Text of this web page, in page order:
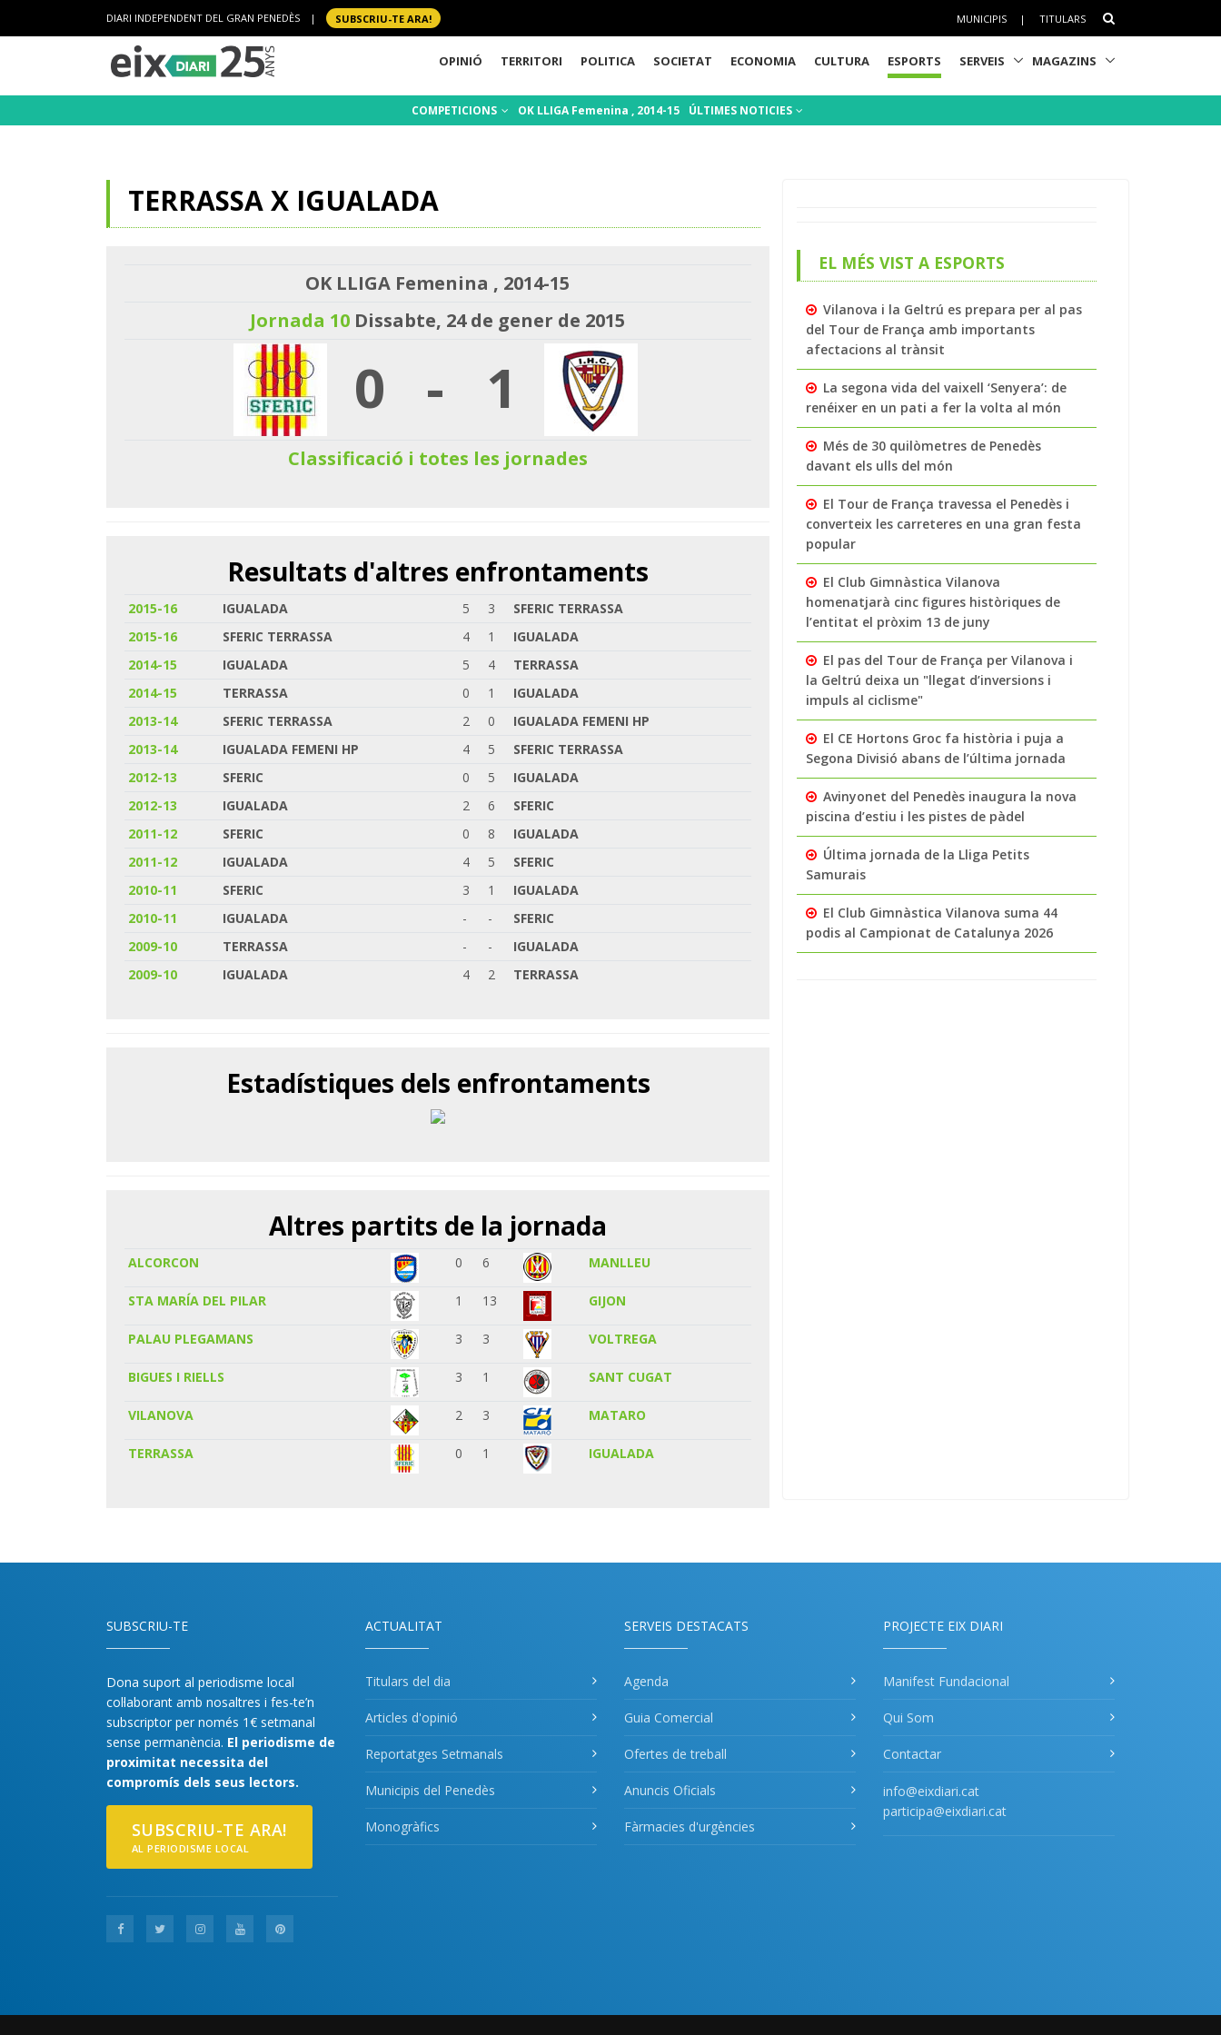
DIARI INDEPENDENT DEL GRAN PENEDÈS | SUBSCRIU-TE ARA! MUNICIPIS | TITULARS
OPINIÓ TERRITORI POLITICA SOCIETAT ECONOMIA CULTURA ESPORTS SERVEIS MAGAZINS
COMPETICIONS OK LLIGA Femenina , 2014-15 ÚLTIMES NOTICIES
TERRASSA X IGUALADA
OK LLIGA Femenina , 2014-15
Jornada 10 Dissabte, 24 de gener de 2015
0 - 1
Classificació i totes les jornades
Resultats d'altres enfrontaments
2015-16 IGUALADA 5 3
SFERIC TERRASSA
2015-16
SFERIC TERRASSA 4 1
IGUALADA
2014-15
IGUALADA 5 4
TERRASSA
2014-15
TERRASSA 0 1
IGUALADA
2013-14
SFERIC TERRASSA 2 0
IGUALADA FEMENI HP
2013-14
IGUALADA FEMENI HP 4 5
SFERIC TERRASSA
2012-13
SFERIC 0 5
IGUALADA
2012-13
IGUALADA 2 6
SFERIC
2011-12
SFERIC 0 8
IGUALADA
2011-12
IGUALADA 4 5
SFERIC
2010-11
SFERIC 3 1
IGUALADA
2010-11
IGUALADA - -
SFERIC
2009-10
TERRASSA - -
IGUALADA
2009-10
IGUALADA 4 2 TERRASSA
Estadístiques dels enfrontaments
Altres partits de la jornada
ALCORCON 0 6 MANLLEU
STA MARÍA DEL PILAR 1 13 GIJON
PALAU PLEGAMANS 3 3 VOLTREGA
BIGUES I RIELLS 3 1 SANT CUGAT
VILANOVA 2 3 MATARO
TERRASSA 0 1 IGUALADA
EL MÉS VIST A ESPORTS
Vilanova i la Geltrú es prepara per al pas
del Tour de França amb importants
afectacions al trànsit
La segona vida del vaixell ‘Senyera’: de
renéixer en un pati a fer la volta al món
Més de 30 quilòmetres de Penedès
davant els ulls del món
El Tour de França travessa el Penedès i
converteix les carreteres en una gran festa
popular
El Club Gimnàstica Vilanova
homenatjarà cinc figures històriques de
l’entitat el pròxim 13 de juny
El pas del Tour de França per Vilanova i
la Geltrú deixa un "llegat d’inversions i
impuls al ciclisme"
El CE Hortons Groc fa història i puja a
Segona Divisió abans de l’última jornada
Avinyonet del Penedès inaugura la nova
piscina d’estiu i les pistes de pàdel
Última jornada de la Lliga Petits
Samurais
El Club Gimnàstica Vilanova suma 44
podis al Campionat de Catalunya 2026
SUBSCRIU-TE
Dona suport al periodisme local
col·laborant amb nosaltres i fes-te’n
subscriptor per només 1€ setmanal
sense permanència. El periodisme de
proximitat necessita del
compromís dels seus lectors.
SUBSCRIU-TE ARA!
AL PERIODISME LOCAL
ACTUALITAT
Titulars del dia
Articles d'opinió
Reportatges Setmanals
Municipis del Penedès
Monogràfics
SERVEIS DESTACATS
Agenda
Guia Comercial
Ofertes de treball
Anuncis Oficials
Fàrmacies d'urgències
PROJECTE EIX DIARI
Manifest Fundacional
Qui Som
Contactar
info@eixdiari.cat
participa@eixdiari.cat